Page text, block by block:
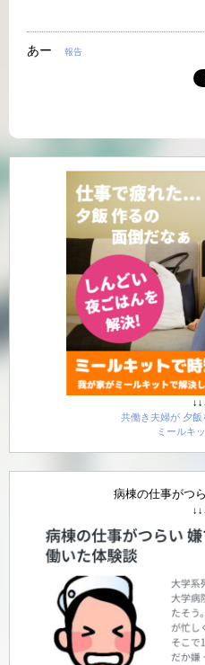
あー 報告
共働き夫婦が 夕
ミールキ
病棟の仕事がつ